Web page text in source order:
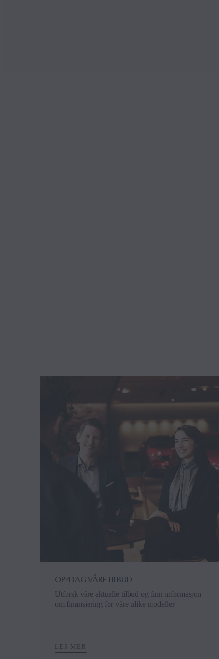
OPPDAG VÅRE TILBUD
Utforsk våre aktuelle tilbud og finn informasjon
om finansiering for våre ulike modeller.
LES MER